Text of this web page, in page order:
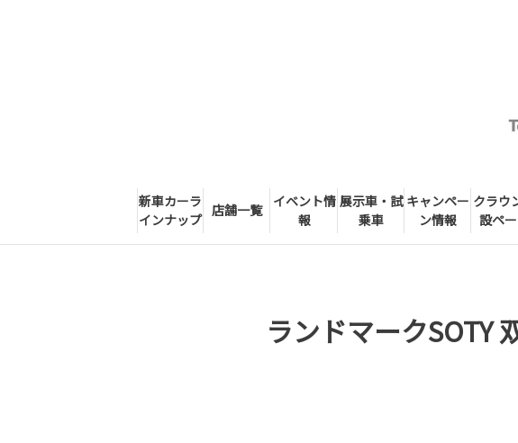
新車カーラ
インナップ
店舗一覧
イベント情
報
展示車・試
乗車
キャンペー
ン情報
クラウ
設ペ
ランドマークSOTY